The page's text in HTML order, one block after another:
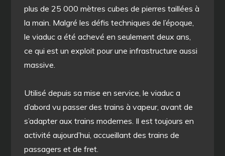
plus de 25 000 mètres cubes de pierres taillées à
la main. Malgré les défis techniques de l’époque,
le viaduc a été achevé en seulement deux ans,
ce qui est un exploit pour une infrastructure aussi
massive.
Utilisé depuis sa mise en service, le viaduc a
d’abord vu passer des trains à vapeur, avant de
s’adapter aux trains modernes. Il est toujours en
activité aujourd’hui, accueillant des trains de
passagers et de fret.